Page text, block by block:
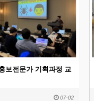
보전문가 기획과정 교
07-02